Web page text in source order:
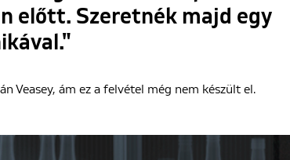
előtt. Szeretnék majd egy
Veasey, ám ez a felvétel még nem készült el.